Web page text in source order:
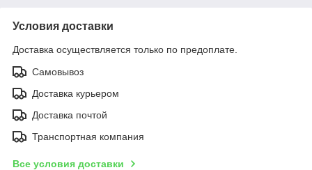
Условия доставки
Доставка осуществляется только по предоплате.
Самовывоз
Доставка курьером
Доставка почтой
Транспортная компания
Все условия доставки